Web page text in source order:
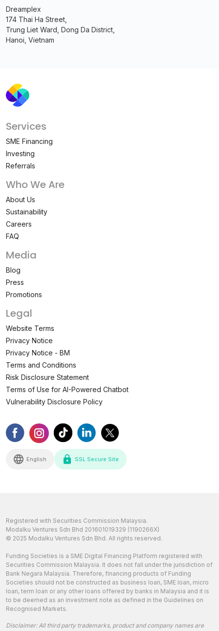
Dreamplex
174 Thai Ha Street,
Trung Liet Ward, Dong Da District,
Hanoi, Vietnam
Services
SME Financing
Investing
Referrals
Who We Are
About Us
Sustainability
Careers
FAQ
Media
Blog
Press
Promotions
Legal
Website Terms
Privacy Notice
Privacy Notice - BM
Terms and Conditions
Risk Disclosure Statement
Terms of Use for AI-Powered Chatbot
Vulnerability Disclosure Policy
English SSL Secure Site
Registered with Securities Commission Malaysia.
Modalku Ventures Sdn Bhd 201601019329 (1190266X)
© 2025 Modalku Ventures Sdn Bhd. All rights reserved.
Funding Societies is a SME Digital Financing Platform registered with
Securities Commission Malaysia. It does not fall under the jurisdiction of
Bank Negara Malaysia. Therefore, financing products of Funding
Societies should not be constructed as business loan, SME loan, micro
loan, term loan or any other loans offered by banks in Malaysia and it is
to be deemed as an investment note as defined in the Guidelines on
Recognised Markets.
Disclaimer: All third party trademarks, product and company names are